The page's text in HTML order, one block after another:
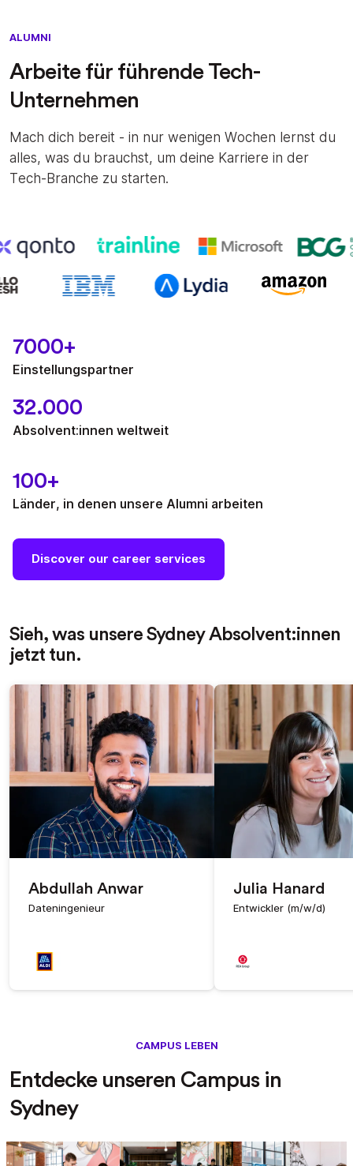
ALUMNI
Arbeite für führende Tech-
Unternehmen
Mach dich bereit - in nur wenigen Wochen lernst du
alles, was du brauchst, um deine Karriere in der
Tech-Branche zu starten.
7000+
Einstellungspartner
32.000
Absolvent:innen weltweit
100+
Länder, in denen unsere Alumni arbeiten
Discover our career services
Sieh, was unsere Sydney Absolvent:innen
jetzt tun.
Abdullah Anwar
Dateningenieur
Julia Hanard
Entwickler (m/w/d)
CAMPUS LEBEN
Entdecke unseren Campus in
Sydney